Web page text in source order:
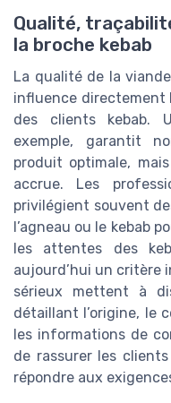
Qualité,
la broche kebab
La qualité de la
influence
des clients kebab.
exemple, garantit
produit optimale,
accrue. Les
privilégient souvent
l’agneau ou le kebab
les attentes des
aujourd’hui un critère
sérieux mettent à
détaillant l’origine, le
les informations de
de rassurer les
répondre aux